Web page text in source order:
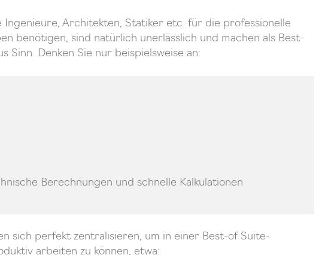
Ingenieure, Architekten, Statiker etc. für die professionelle
benötigen, sind natürlich unerlässlich und machen als Best-
Sinn. Denken Sie nur beispielsweise an:
Berechnungen und schnelle Kalkulationen
sich perfekt zentralisieren, um in einer Best-of Suite-
arbeiten zu können, etwa: